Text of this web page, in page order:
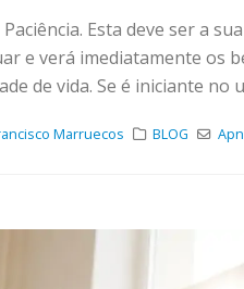
Paciência. Esta deve ser a
e verá imediatamente os
de vida. Se é iniciante no
Marruecos BLOG